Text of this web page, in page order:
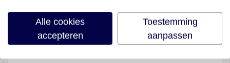
aangeboden faciliteiten behoren een 24-uurs
beveiligingsdienst, een Kinderopvang, een
autoverhuur, een medische dienst, kamerservice, een
Faciliteiten
Alle cookies
accepteren
Toestemming
aanpassen